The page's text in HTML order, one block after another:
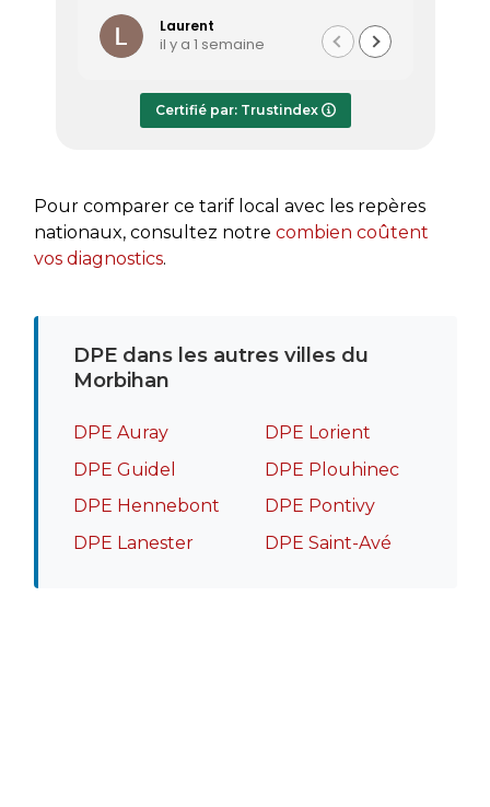
Laurent
il y a 1 semaine
Certifié par: Trustindex
Pour comparer ce tarif local avec les repères
nationaux, consultez notre combien coûtent
vos diagnostics.
DPE dans les autres villes du
Morbihan
DPE Auray
DPE Guidel
DPE Hennebont
DPE Lanester
DPE Lorient
DPE Plouhinec
DPE Pontivy
DPE Saint-Avé